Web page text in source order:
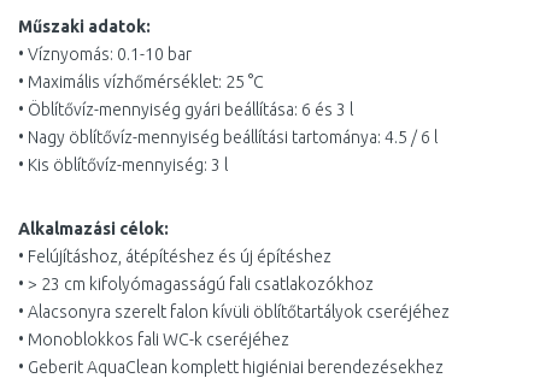
Műszaki adatok:
• Víznyomás: 0.1-10 bar
• Maximális vízhőmérséklet: 25 °C
• Öblítővíz-mennyiség gyári beállítása: 6 és 3 l
• Nagy öblítővíz-mennyiség beállítási tartománya: 4.5 / 6 l
• Kis öblítővíz-mennyiség: 3 l
Alkalmazási célok:
• Felújításhoz, átépítéshez és új építéshez
• > 23 cm kifolyómagasságú fali csatlakozókhoz
• Alacsonyra szerelt falon kívüli öblítőtartályok cseréjéhez
• Monoblokkos fali WC-k cseréjéhez
• Geberit AquaClean komplett higiéniai berendezésekhez